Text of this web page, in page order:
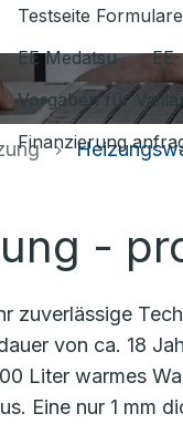
Testseite Formulare
EE Medatsu
Vorgaben für
Finanzierung
-
zuverlässige
von ca. 18
Liter warmes
Eine nur 1 mm